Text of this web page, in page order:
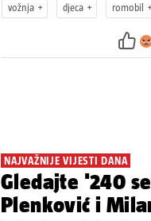
vožnja djeca romobil
NAJVAŽNIJE VIJESTI DANA
Gledajte '240
Plenković i